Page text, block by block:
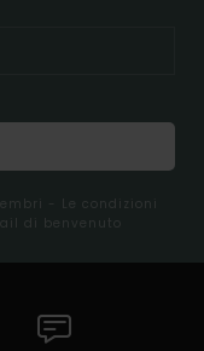
- Le condizioni
di benvenuto